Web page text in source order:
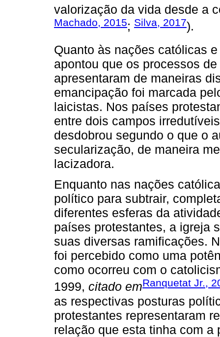
valorização da vida desde a
Machado, 2015; Silva, 2017).
Quanto às nações católicas
apontou que os processos
apresentaram de maneiras
emancipação foi marcada
laicistas. Nos países
entre dois campos
desdobrou segundo o que o
secularização, de maneira
lacizadora.
Enquanto nas nações
político para subtrair,
diferentes esferas da
países protestantes, a igreja
suas diversas ramificações.
foi percebido como uma
como ocorreu com o
1999, citado emRanquetat Jr.,
as respectivas posturas
protestantes representaram
relação que esta tinha com a